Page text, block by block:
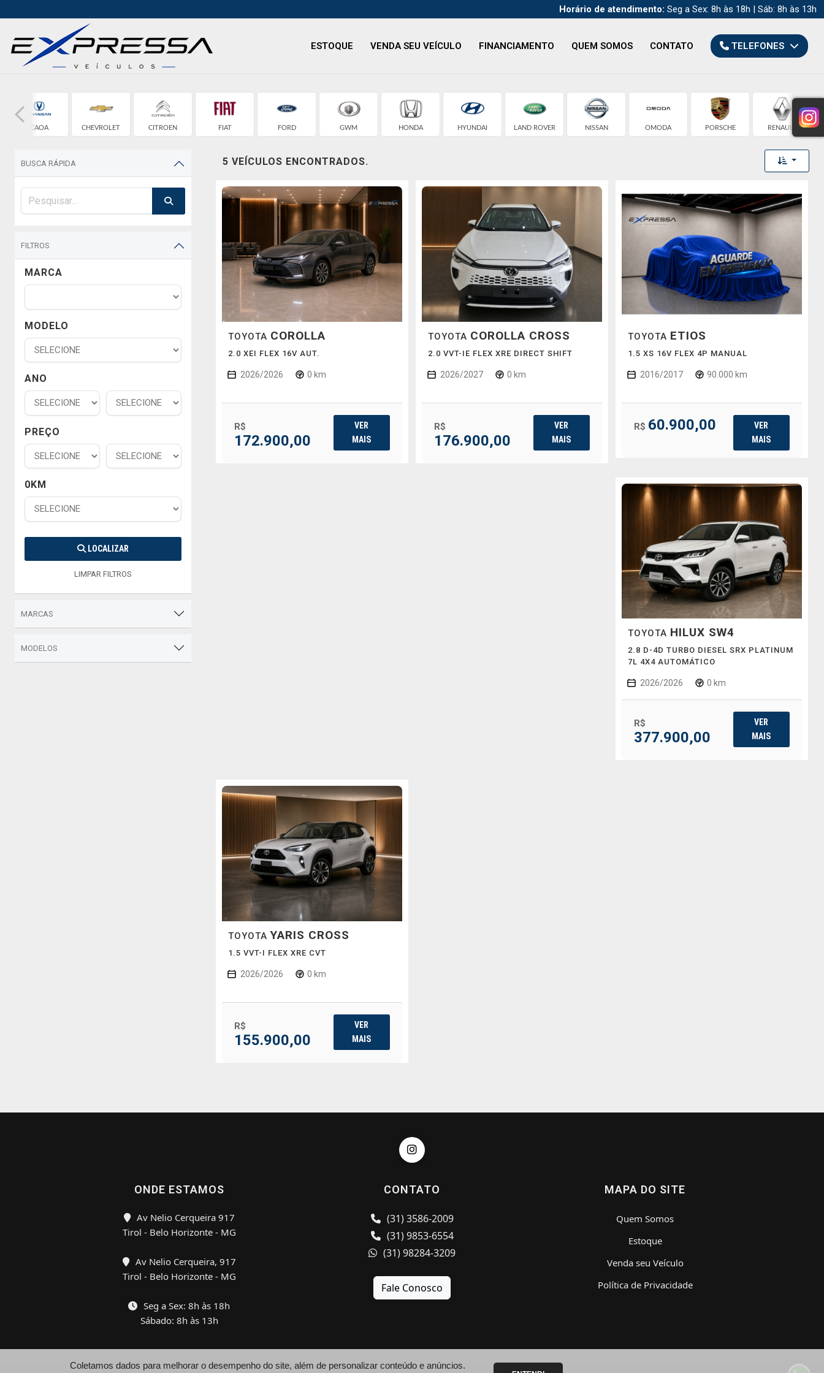
Horário de atendimento: Seg a Sex: 8h às 18h | Sáb: 8h às 13h
ESTOQUE VENDA SEU VEÍCULO FINANCIAMENTO QUEM SOMOS CONTATO TELEFONES
CAOA CHEVROLET CITROEN FIAT FORD GWM HONDA HYUNDAI LAND ROVER NISSAN OMODA PORSCHE RENAULT
BUSCA RÁPIDA
FILTROS
MARCA
MODELO
ANO
PREÇO
0KM
LOCALIZAR
LIMPAR FILTROS
MARCAS
MODELOS
5 VEÍCULOS ENCONTRADOS. Toggle
TOYOTA COROLLA
2.0 XEI FLEX 16V AUT.
2026/2026 0 km
R$
172.900,00
VER
MAIS
TOYOTA COROLLA CROSS
2.0 VVT-IE FLEX XRE DIRECT SHIFT
2026/2027 0 km
R$
176.900,00
VER
MAIS
TOYOTA ETIOS
1.5 XS 16V FLEX 4P MANUAL
2016/2017 90.000 km
R$ 60.900,00
VER
MAIS
TOYOTA HILUX SW4
2.8 D-4D TURBO DIESEL SRX PLATINUM
7L 4X4 AUTOMÁTICO
2026/2026 0 km
R$
377.900,00
VER
MAIS
TOYOTA YARIS CROSS
1.5 VVT-I FLEX XRE CVT
2026/2026 0 km
R$
155.900,00
VER
MAIS
ONDE ESTAMOS
Av Nelio Cerqueira 917
Tirol - Belo Horizonte - MG
Av Nelio Cerqueira, 917
Tirol - Belo Horizonte - MG
Seg a Sex: 8h às 18h
Sábado: 8h às 13h
CONTATO
(31) 3586-2009
(31) 9853-6554
(31) 98284-3209
Fale Conosco
MAPA DO SITE
Quem Somos
Estoque
Venda seu Veículo
Política de Privacidade
Coletamos dados para melhorar o desempenho do site, além de personalizar conteúdo e anúncios.